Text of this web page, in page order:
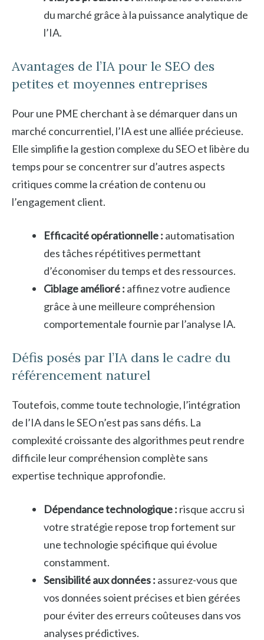
du marché grâce à la puissance analytique de
l’IA.
Avantages de l’IA pour le SEO des
petites et moyennes entreprises
Pour une PME cherchant à se démarquer dans un
marché concurrentiel, l’IA est une alliée précieuse.
Elle simplifie la gestion complexe du SEO et libère du
temps pour se concentrer sur d’autres aspects
critiques comme la création de contenu ou
l’engagement client.
Efficacité opérationnelle : automatisation
des tâches répétitives permettant
d’économiser du temps et des ressources.
Ciblage amélioré : affinez votre audience
grâce à une meilleure compréhension
comportementale fournie par l’analyse IA.
Défis posés par l’IA dans le cadre du
référencement naturel
Toutefois, comme toute technologie, l’intégration
de l’IA dans le SEO n’est pas sans défis. La
complexité croissante des algorithmes peut rendre
difficile leur compréhension complète sans
expertise technique approfondie.
Dépendance technologique : risque accru si
votre stratégie repose trop fortement sur
une technologie spécifique qui évolue
constamment.
Sensibilité aux données : assurez-vous que
vos données soient précises et bien gérées
pour éviter des erreurs coûteuses dans vos
analyses prédictives.